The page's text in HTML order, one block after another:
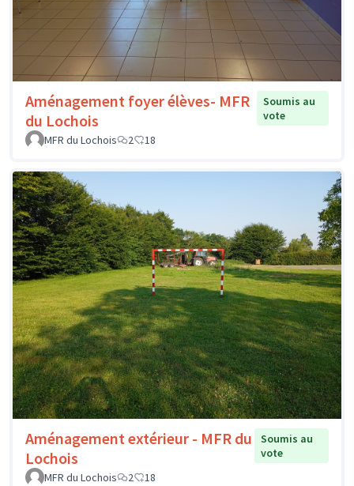
Aménagement foyer élèves- MFR
du Lochois
Soumis au
vote
MFR du Lochois
2 18
Aménagement extérieur - MFR du
Lochois
Soumis au
vote
MFR du Lochois
2 18